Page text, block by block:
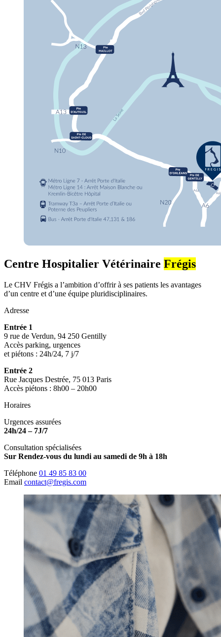
Centre Hospitalier Vétérinaire Frégis
Le CHV Frégis a l’ambition d’offrir à ses patients les avantages
d’un centre et d’une équipe pluridisciplinaires.
Adresse
Entrée 1
9 rue de Verdun, 94 250 Gentilly
Accès parking, urgences
et piétons : 24h/24, 7 j/7
Entrée 2
Rue Jacques Destrée, 75 013 Paris
Accès piétons : 8h00 – 20h00
Horaires
Urgences assurées
24h/24 – 7J/7
Consultation spécialisées
Sur Rendez-vous du lundi au samedi de 9h à 18h
Téléphone 01 49 85 83 00
Email contact@fregis.com